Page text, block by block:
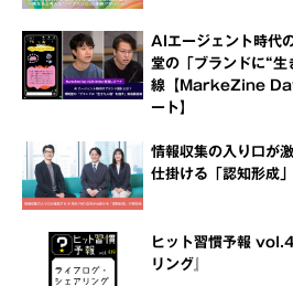
AIエージェント時代
堂の「ブランドに“生
線【MarkeZine
ート】
情報収集の入り口が
仕掛ける「認知形成
ヒット習慣予報
リング』